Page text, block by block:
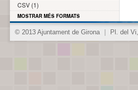
CSV (1)
MOSTRAR MÉS FORMATS
© 2013 Ajuntament de Girona Pl. del